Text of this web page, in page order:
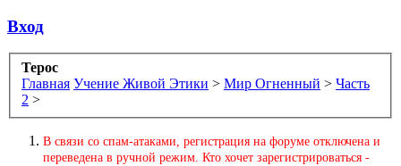
Вход
Терос
Главная Учение Живой Этики > Мир Огненный > Часть
2 >
В связи со спам-атаками, регистрация на форуме отключена и
переведена в ручной режим. Кто хочет зарегистрироваться -